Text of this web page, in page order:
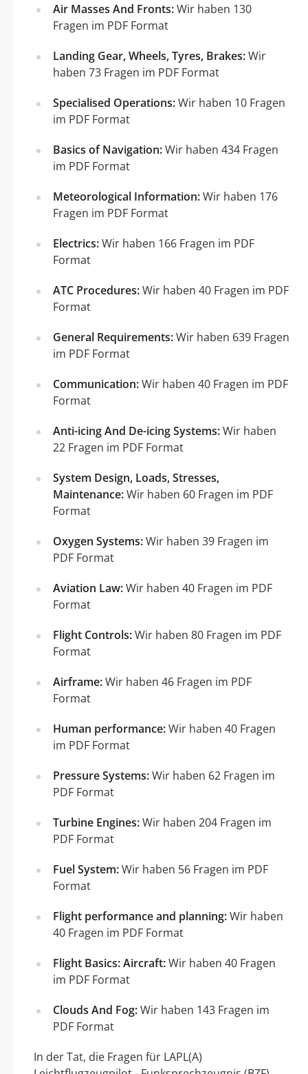
Air Masses And Fronts:Wir haben 130
Fragen im PDF Format
Landing Gear, Wheels, Tyres, Brakes:Wir
haben 73 Fragen im PDF Format
Specialised Operations:Wir haben 10 Fragen
im PDF Format
Basics of Navigation:Wir haben 434 Fragen
im PDF Format
Meteorological Information:Wir haben 176
Fragen im PDF Format
Electrics:Wir haben 166 Fragen im PDF
Format
ATC Procedures:Wir haben 40 Fragen im PDF
Format
General Requirements:Wir haben 639 Fragen
im PDF Format
Communication:Wir haben 40 Fragen im PDF
Format
Anti-icing And De-icing Systems:Wir haben
22 Fragen im PDF Format
System Design, Loads, Stresses,
Maintenance:Wir haben 60 Fragen im PDF
Format
Oxygen Systems:Wir haben 39 Fragen im
PDF Format
Aviation Law:Wir haben 40 Fragen im PDF
Format
Flight Controls:Wir haben 80 Fragen im PDF
Format
Airframe:Wir haben 46 Fragen im PDF
Format
Human performance:Wir haben 40 Fragen
im PDF Format
Pressure Systems:Wir haben 62 Fragen im
PDF Format
Turbine Engines:Wir haben 204 Fragen im
PDF Format
Fuel System:Wir haben 56 Fragen im PDF
Format
Flight performance and planning:Wir haben
40 Fragen im PDF Format
Flight Basics: Aircraft:Wir haben 40 Fragen
im PDF Format
Clouds And Fog:Wir haben 143 Fragen im
PDF Format
In der Tat, die Fragen für LAPL(A)